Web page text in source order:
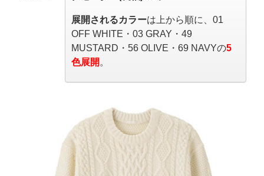
展開されるカラーは上から順に、01
OFF WHITE・03 GRAY・49
MUSTARD・56 OLIVE・69 NAVYの5
色展開。